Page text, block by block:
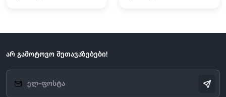
არ გამოტოვო შეთავაზებები!